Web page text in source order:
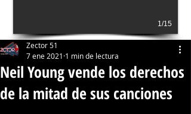
1/15
Neil Young vende los derechos
de la mitad de sus canciones
Zector 51
7 ene 2021 1 min de lectura